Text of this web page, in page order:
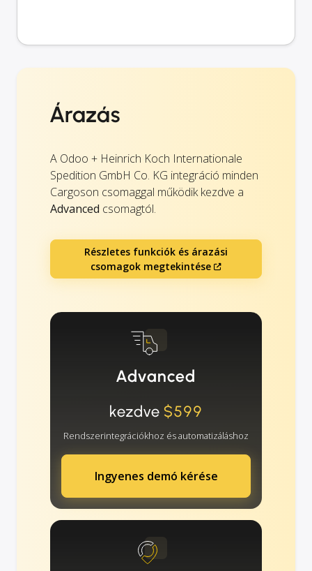
Árazás
A Odoo + Heinrich Koch Internationale
Spedition GmbH Co. KG integráció minden
Cargoson csomaggal működik kezdve a
Advanced csomagtól.
Részletes funkciók és árazási
csomagok megtekintése
Advanced
kezdve$599
Rendszerintegrációkhoz és automatizáláshoz
Ingyenes demó kérése